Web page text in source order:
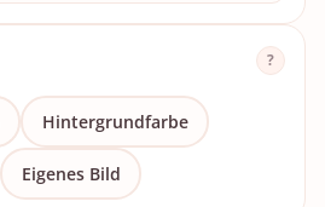
?
Hintergrundfarbe
Eigenes Bild